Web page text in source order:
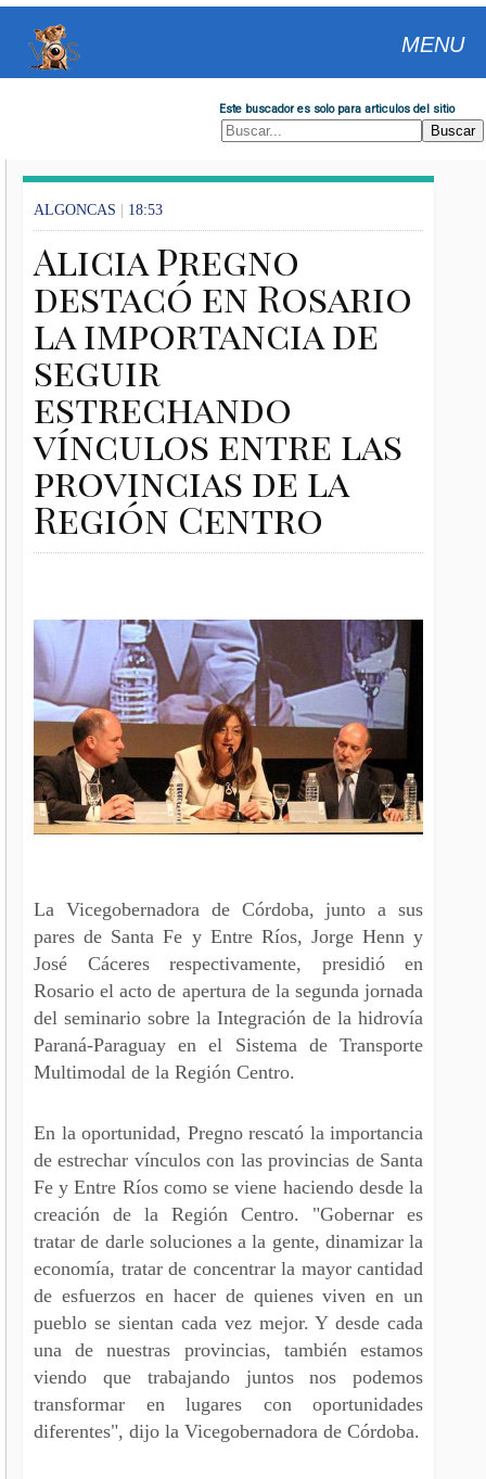
MENU
Este buscador es solo para articulos del sitio
ALGONCAS | 18:53
Alicia Pregno
destacó en Rosario
la importancia de
seguir
estrechando
vínculos entre las
provincias de la
Región Centro
La Vicegobernadora de Córdoba, junto a sus
pares de Santa Fe y Entre Ríos, Jorge Henn y
José Cáceres respectivamente, presidió en
Rosario el acto de apertura de la segunda jornada
del seminario sobre la Integración de la hidrovía
Paraná-Paraguay en el Sistema de Transporte
Multimodal de la Región Centro.
En la oportunidad, Pregno rescató la importancia
de estrechar vínculos con las provincias de Santa
Fe y Entre Ríos como se viene haciendo desde la
creación de la Región Centro. "Gobernar es
tratar de darle soluciones a la gente, dinamizar la
economía, tratar de concentrar la mayor cantidad
de esfuerzos en hacer de quienes viven en un
pueblo se sientan cada vez mejor. Y desde cada
una de nuestras provincias, también estamos
viendo que trabajando juntos nos podemos
transformar en lugares con oportunidades
diferentes", dijo la Vicegobernadora de Córdoba.